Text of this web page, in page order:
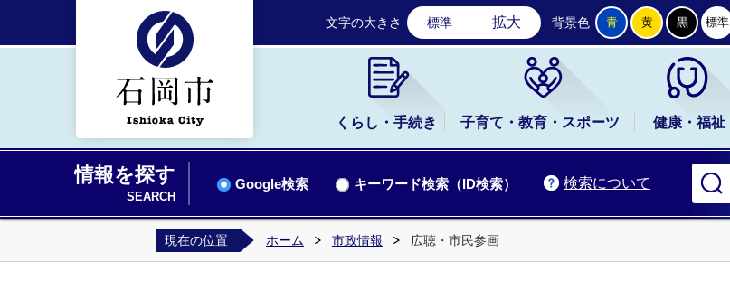
石岡市公式ホームページ
文字の大きさ 標準 拡大 背景色 青 黄 黒 標準
くらし・手続き 子育て・教育・スポーツ 健康・福祉
情報を探す
SEARCH
検索について
Google検索 キーワード検索（ID検索）
現在の位置 ホーム 市政情報 広聴・市民参画